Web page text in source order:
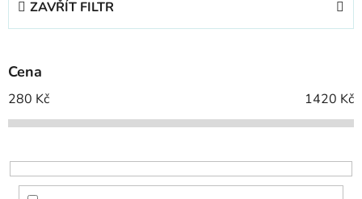
p
r
o
d
k
t
ZAVŘÍT FILTR
Cena
280 Kč 1420 Kč